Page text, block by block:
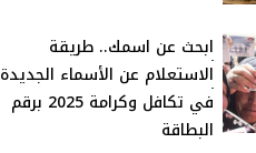
ابحث عن اسمك.. طريقة
الاستعلام عن الأسماء الجديدة
في تكافل وكرامة 2025 برقم
البطاقة